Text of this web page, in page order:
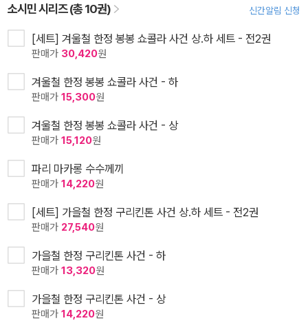
소시민 시리즈 (총 10권) 신간알림 신청
[세트] 겨울철 한정 봉봉 쇼콜라 사건 상.하 세트 - 전2권
판매가 30,420원
겨울철 한정 봉봉 쇼콜라 사건 - 하
판매가 15,300원
겨울철 한정 봉봉 쇼콜라 사건 - 상
판매가 15,120원
파리 마카롱 수수께끼
판매가 14,220원
[세트] 가을철 한정 구리킨톤 사건 상.하 세트 - 전2권
판매가 27,540원
가을철 한정 구리킨톤 사건 - 하
판매가 13,320원
가을철 한정 구리킨톤 사건 - 상
판매가 14,220원